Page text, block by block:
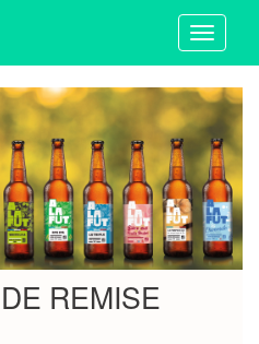
Toggle
REMISE